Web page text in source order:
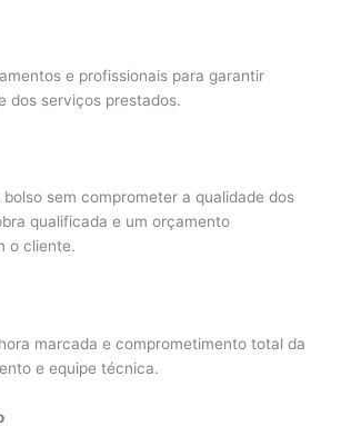
e profissionais para garantir
dos serviços prestados.
sem comprometer a qualidade dos
qualificada e um orçamento
o cliente.
marcada e comprometimento total da
e equipe técnica.